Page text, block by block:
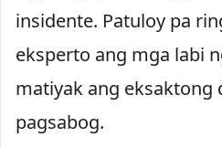
insidente. Patuloy pa
eksperto ang mga labi
matiyak ang eksaktong
pagsabog.